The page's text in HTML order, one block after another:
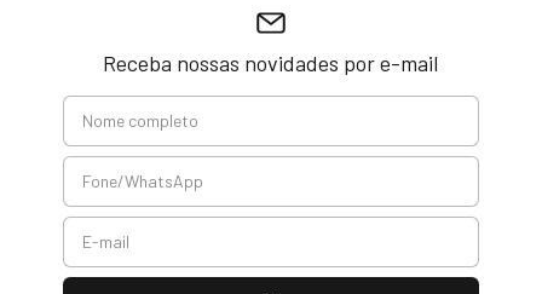
Receba nossas novidades por e-mail